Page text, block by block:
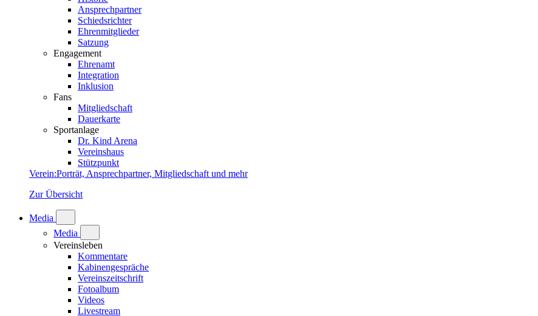
Ansprechpartner
Schiedsrichter
Ehrenmitglieder
Satzung
Engagement
Ehrenamt
Integration
Inklusion
Fans
Mitgliedschaft
Dauerkarte
Sportanlage
Dr. Kind Arena
Vereinshaus
Stützpunkt
Verein:Porträt, Ansprechpartner, Mitgliedschaft und mehr
Zur Übersicht
Media
Media
Vereinsleben
Kommentare
Kabinengespräche
Vereinszeitschrift
Fotoalbum
Videos
Livestream